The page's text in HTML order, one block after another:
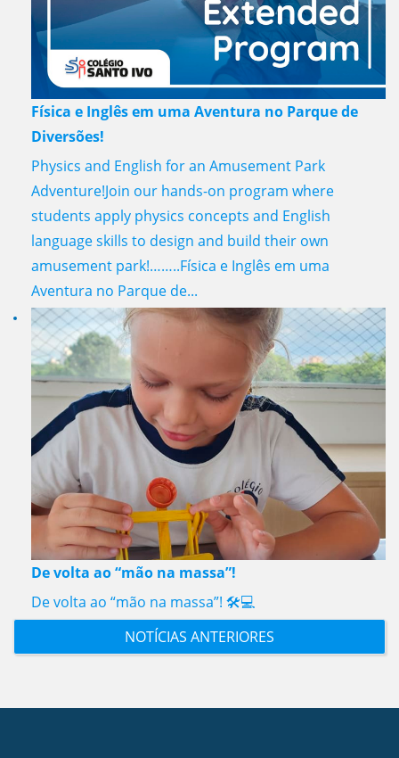
Física e Inglês em uma Aventura no Parque de
Diversões!
Physics and English for an Amusement Park
Adventure!Join our hands-on program where
students apply physics concepts and English
language skills to design and build their own
amusement park!……..Física e Inglês em uma
Aventura no Parque de...
De volta ao “mão na massa”!
De volta ao “mão na massa”! 🛠️💻
NOTÍCIAS ANTERIORES